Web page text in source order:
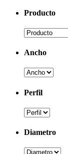
Producto
Ancho
Perfil
Diametro